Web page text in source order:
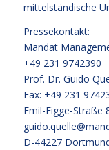
mittelständische
Pressekontakt:
Mandat
+49 231 9742390
Prof.
Fax: +49 231
Emil-
D-